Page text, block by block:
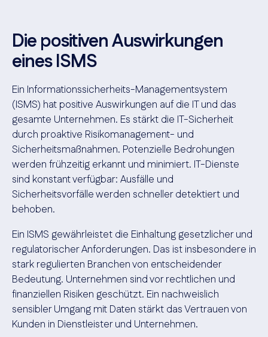
Die positiven Auswirkungen
eines ISMS
Ein Informationssicherheits-Managementsystem
(ISMS) hat positive Auswirkungen auf die IT und das
gesamte Unternehmen. Es stärkt die IT-Sicherheit
durch proaktive Risikomanagement- und
Sicherheitsmaßnahmen. Potenzielle Bedrohungen
werden frühzeitig erkannt und minimiert. IT-Dienste
sind konstant verfügbar: Ausfälle und
Sicherheitsvorfälle werden schneller detektiert und
behoben.
Ein ISMS gewährleistet die Einhaltung gesetzlicher und
regulatorischer Anforderungen. Das ist insbesondere in
stark regulierten Branchen von entscheidender
Bedeutung. Unternehmen sind vor rechtlichen und
finanziellen Risiken geschützt. Ein nachweislich
sensibler Umgang mit Daten stärkt das Vertrauen von
Kunden in Dienstleister und Unternehmen.